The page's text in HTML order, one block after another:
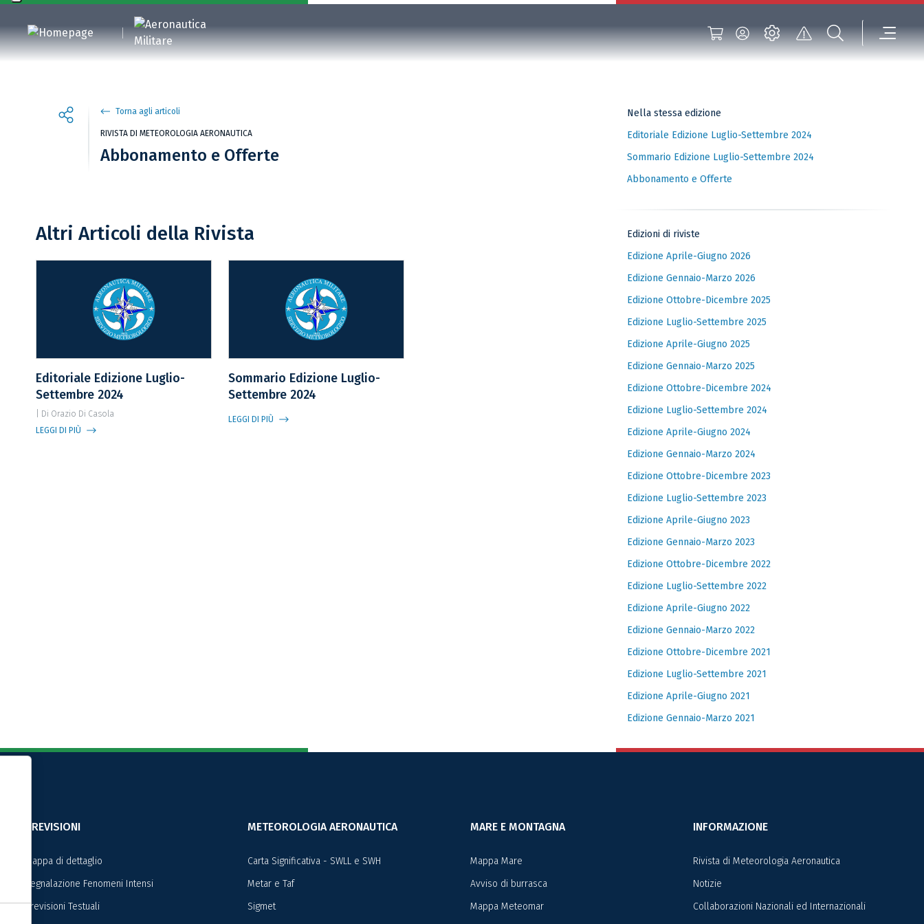
Torna agli articoli
RIVISTA DI METEOROLOGIA AERONAUTICA
Abbonamento e Offerte
Altri Articoli della Rivista
Editoriale Edizione Luglio-
Settembre 2024
| Di Orazio Di Casola
LEGGI DI PIÙ
Sommario Edizione Luglio-
Settembre 2024
LEGGI DI PIÙ
Nella stessa edizione
Editoriale Edizione Luglio-Settembre 2024
Sommario Edizione Luglio-Settembre 2024
Abbonamento e Offerte
Edizioni di riviste
Edizione Aprile-Giugno 2026
Edizione Gennaio-Marzo 2026
Edizione Ottobre-Dicembre 2025
Edizione Luglio-Settembre 2025
Edizione Aprile-Giugno 2025
Edizione Gennaio-Marzo 2025
Edizione Ottobre-Dicembre 2024
Edizione Luglio-Settembre 2024
Edizione Aprile-Giugno 2024
Edizione Gennaio-Marzo 2024
Edizione Ottobre-Dicembre 2023
Edizione Luglio-Settembre 2023
Edizione Aprile-Giugno 2023
Edizione Gennaio-Marzo 2023
Edizione Ottobre-Dicembre 2022
Edizione Luglio-Settembre 2022
Edizione Aprile-Giugno 2022
Edizione Gennaio-Marzo 2022
Edizione Ottobre-Dicembre 2021
Edizione Luglio-Settembre 2021
Edizione Aprile-Giugno 2021
Edizione Gennaio-Marzo 2021
PREVISIONI
Mappa di dettaglio
Segnalazione Fenomeni Intensi
Previsioni Testuali
METEOROLOGIA AERONAUTICA
Carta Significativa - SWLL e SWH
Metar e Taf
Sigmet
MARE E MONTAGNA
Mappa Mare
Avviso di burrasca
Mappa Meteomar
INFORMAZIONE
Rivista di Meteorologia Aeronautica
Notizie
Collaborazioni Nazionali ed Internazionali